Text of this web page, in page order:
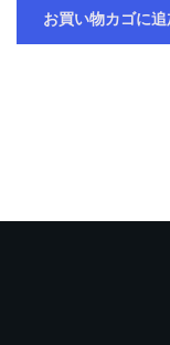
お買い物カゴに追